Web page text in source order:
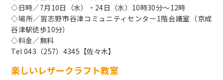
◇日時／7月10日（水）・24日（水）10時30分～12時
◇場所／習志野市谷津コミュニティセンター1階会議室（京成
谷津駅徒歩10分）
◇料金／無料
Tel 043（257）4345【佐々木】
楽しいレザークラフト教室